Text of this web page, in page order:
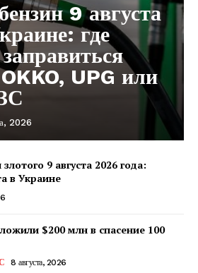
9 августа
где
UPG или
2026
9 августа 2026 года:
в Украине
$200 млн в спасение 100
8 августа, 2026